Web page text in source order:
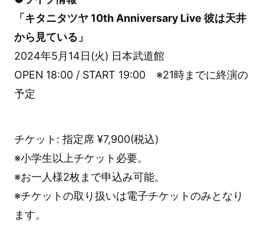
「キタニタツヤ 10th Anniversary Live 彼は天井
から見ている」
2024年5月14日(火) 日本武道館
OPEN 18:00 / START 19:00 ※21時までに終演の
予定
チケット: 指定席 ¥7,900(税込)
※小学生以上チケット必要。
※お一人様2枚まで申込み可能。
※チケットの取り扱いは電子チケットのみとなり
ます。